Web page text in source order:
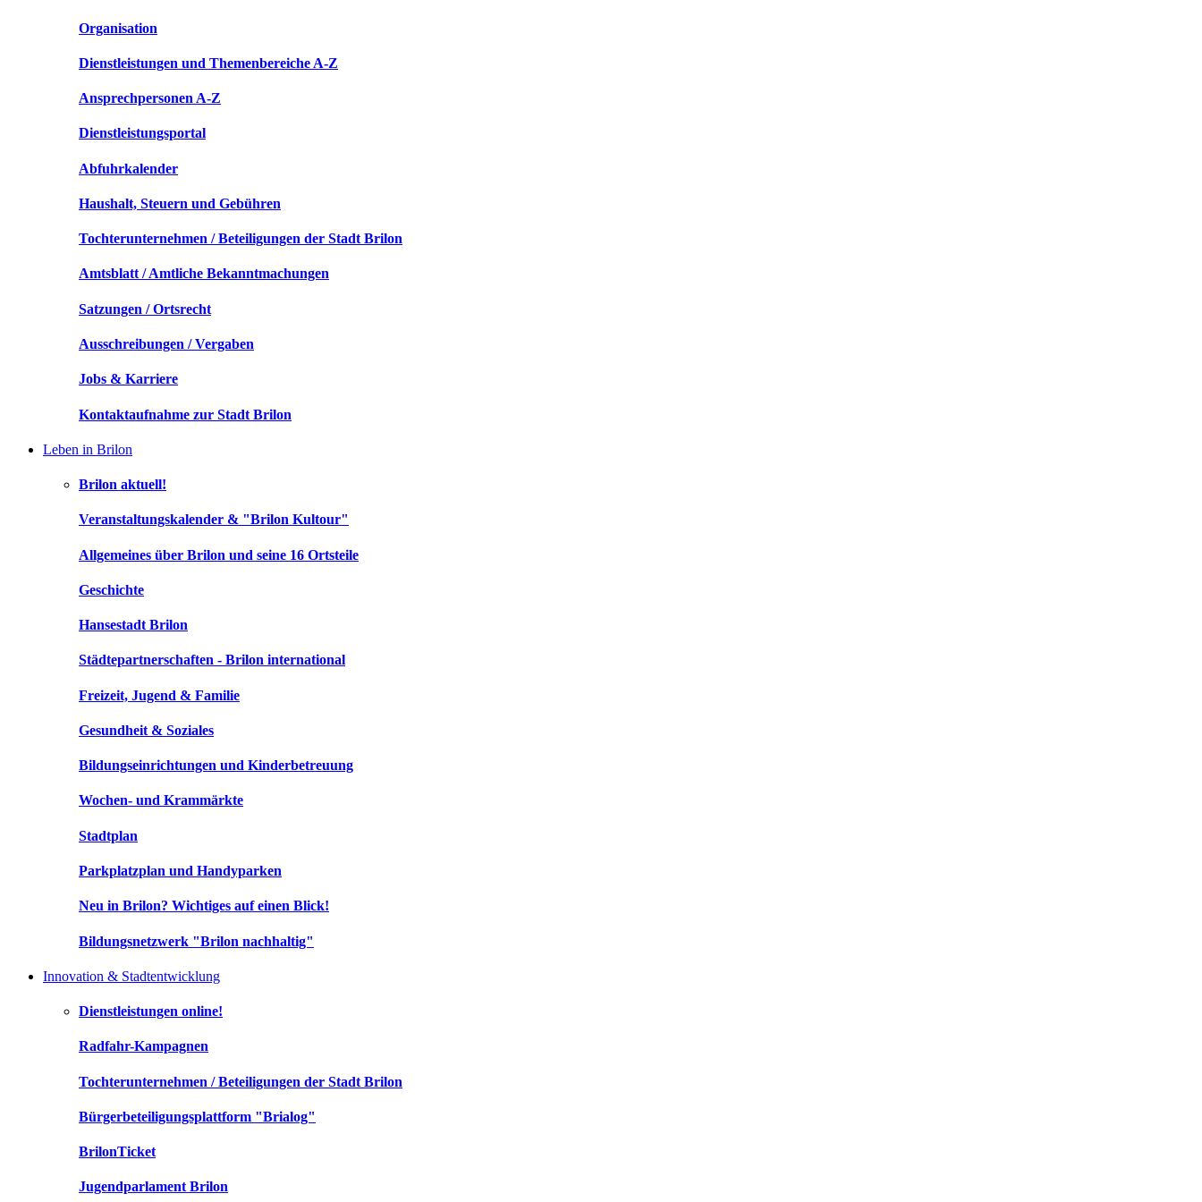
Organisation
Dienstleistungen und Themenbereiche A-Z
Ansprechpersonen A-Z
Dienstleistungsportal
Abfuhrkalender
Haushalt, Steuern und Gebühren
Tochterunternehmen / Beteiligungen der Stadt Brilon
Amtsblatt / Amtliche Bekanntmachungen
Satzungen / Ortsrecht
Ausschreibungen / Vergaben
Jobs & Karriere
Kontaktaufnahme zur Stadt Brilon
Leben in Brilon
Brilon aktuell!
Veranstaltungskalender & "Brilon Kultour"
Allgemeines über Brilon und seine 16 Ortsteile
Geschichte
Hansestadt Brilon
Städtepartnerschaften - Brilon international
Freizeit, Jugend & Familie
Gesundheit & Soziales
Bildungseinrichtungen und Kinderbetreuung
Wochen- und Krammärkte
Stadtplan
Parkplatzplan und Handyparken
Neu in Brilon? Wichtiges auf einen Blick!
Bildungsnetzwerk "Brilon nachhaltig"
Innovation & Stadtentwicklung
Dienstleistungen online!
Radfahr-Kampagnen
Tochterunternehmen / Beteiligungen der Stadt Brilon
Bürgerbeteiligungsplattform "Brialog"
BrilonTicket
Jugendparlament Brilon